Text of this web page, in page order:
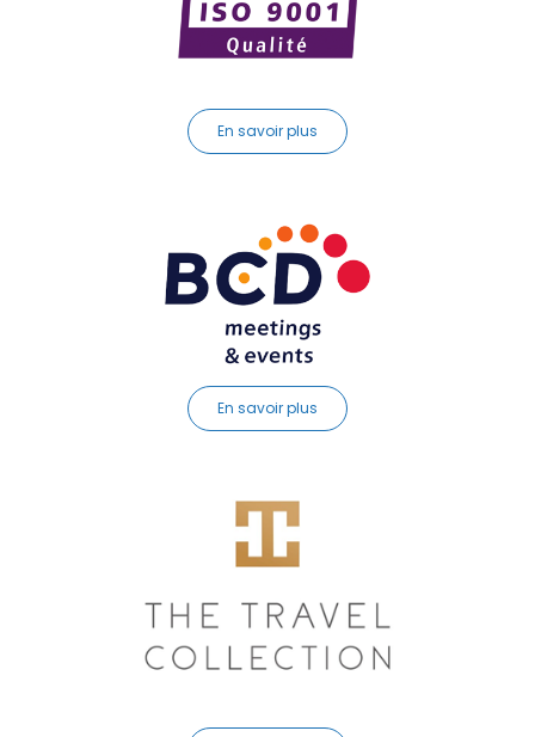
En savoir plus
En savoir plus